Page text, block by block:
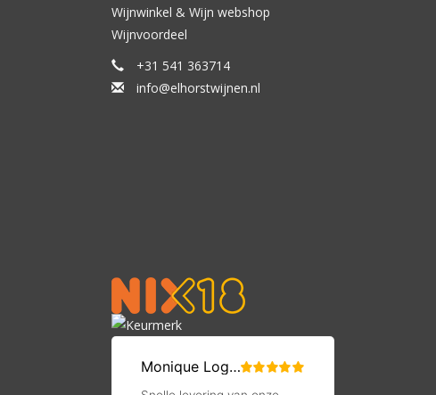
Wijnwinkel & Wijn webshop
Wijnvoordeel
+31 541 363714
info@elhorstwijnen.nl